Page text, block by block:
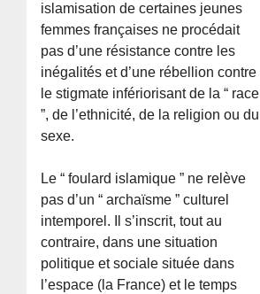
islamisation de certaines jeunes
femmes françaises ne procédait
pas d’une résistance contre les
inégalités et d’une rébellion contre
le stigmate infériorisant de la “ race
”, de l’ethnicité, de la religion ou du
sexe.
Le “ foulard islamique ” ne relève
pas d’un “ archaïsme ” culturel
intemporel. Il s’inscrit, tout au
contraire, dans une situation
politique et sociale située dans
l’espace (la France) et le temps